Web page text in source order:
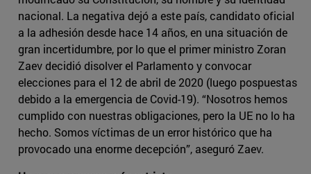
nacional. La negativa dejó a este país, candidato oficial
a la adhesión desde hace 14 años, en una situación de
gran incertidumbre, por lo que el primer ministro Zoran
Zaev decidió disolver el Parlamento y convocar
elecciones para el 12 de abril de 2020 (luego pospuestas
debido a la emergencia de Covid-19). “Nosotros hemos
cumplido con nuestras obligaciones, pero la UE no lo ha
hecho. Somos víctimas de un error histórico que ha
provocado una enorme decepción”, aseguró Zaev.